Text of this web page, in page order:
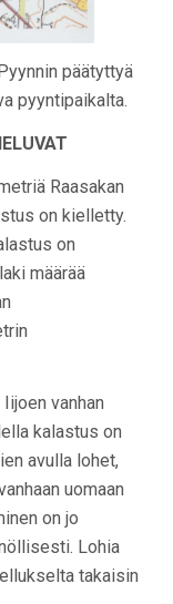
päätyttyä
pyyntipaikalta.
Raasakan
on kielletty.
on
määrää
vanhan
kalastus on
avulla lohet,
uomaan
on jo
Lohia
takaisin